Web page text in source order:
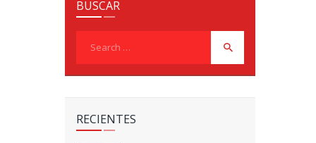
BUSCAR
RECIENTES